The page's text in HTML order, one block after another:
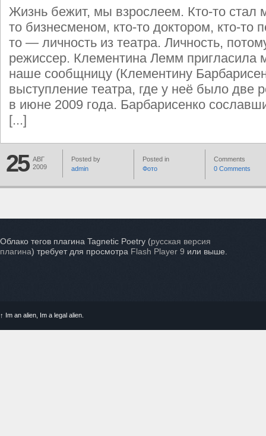
Жизнь бежит, мы взрослеем. Кто-то стал
то бизнесменом, кто-то доктором, кто-то
то — личность из театра. Личность,
режиссер. Клементина Лемм пригласила
наше сообщницу (Клементину
выступление театра, где у неё было две
в июне 2009 года. Барбарисенко
[...]
25 АВГ
2009
Posted by
admin
Posted in
Фото
Comments
0 Comments
Облако тегов плагина Tagnetic Poetry (русская версия
плагина) требует для просмотра Flash Player 9 или выше.
↑ Im an alien, Im a legal alien.